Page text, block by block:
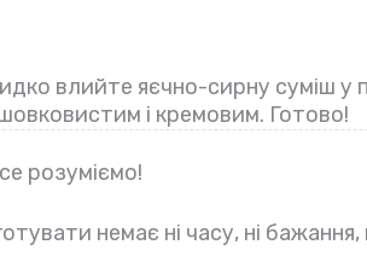
влийте яєчно-сирну суміш
і кремовим. Готово!
розуміємо!
немає ні часу, ні